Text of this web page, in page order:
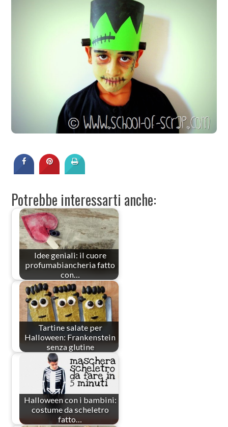
Potrebbe interessarti anche:
Idee geniali: il cuore
profumabiancheria fatto
con…
Tartine salate per
Halloween: Frankenstein
senza glutine
Halloween con i bambini:
costume da scheletro
fatto…